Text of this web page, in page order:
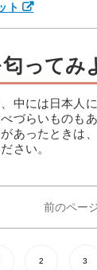
ト
ってみ
中には日本人
づらいものも
あったときは
さい。
前のペー
2 3